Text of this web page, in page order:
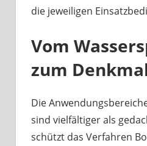
die jeweiligen
Vom
zum
Die
sind vielfältiger als
schützt das Verfahren